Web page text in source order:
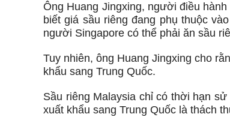
Ông Huang Jingxing, người điều
biết giá sầu riêng đang phụ thuộc
người Singapore có thể phải ăn sầu
Tuy nhiên, ông Huang Jingxing cho
khẩu sang Trung Quốc.
Sầu riêng Malaysia chỉ có thời hạn
xuất khẩu sang Trung Quốc là thách